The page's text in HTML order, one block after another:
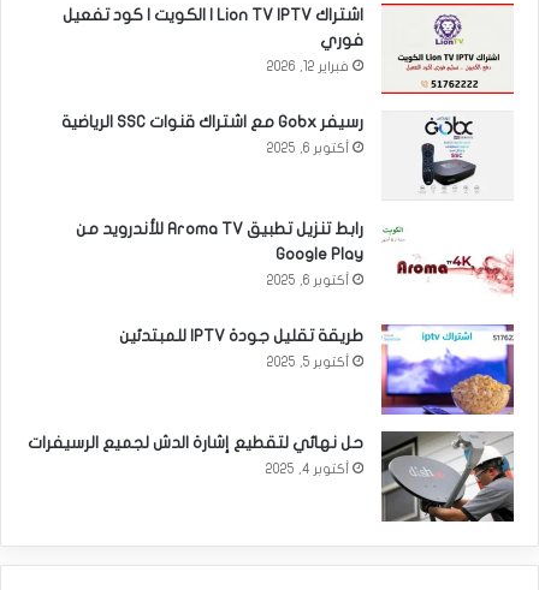
اشتراك Lion TV IPTV | الكويت | كود تفعيل
فوري
فبراير 12, 2026
رسيفر Gobx مع اشتراك قنوات SSC الرياضية
أكتوبر 6, 2025
رابط تنزيل تطبيق Aroma TV للأندرويد من
Google Play
أكتوبر 6, 2025
طريقة تقليل جودة IPTV للمبتدئين
أكتوبر 5, 2025
حل نهائي لتقطيع إشارة الدش لجميع الرسيفرات
أكتوبر 4, 2025